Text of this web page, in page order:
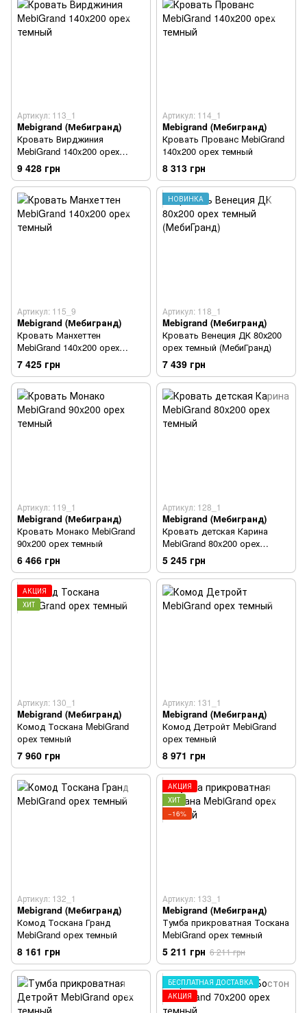
Артикул: 113_1
Mebigrand (Мебигранд)
Кровать Вирджиния
MebiGrand 140x200 орех
темный
9 428 грн
Артикул: 114_1
Mebigrand (Мебигранд)
Кровать Прованс MebiGrand
140x200 орех темный
8 313 грн
Артикул: 115_9
Mebigrand (Мебигранд)
Кровать Манхеттен
MebiGrand 140x200 орех
темный
7 425 грн
НОВИНКА
Артикул: 118_1
Mebigrand (Мебигранд)
Кровать Венеция ДК 80х200
орех темный (МебиГранд)
7 439 грн
Артикул: 119_1
Mebigrand (Мебигранд)
Кровать Монако MebiGrand
90x200 орех темный
6 466 грн
Артикул: 128_1
Mebigrand (Мебигранд)
Кровать детская Карина
MebiGrand 80x200 орех
темный
5 245 грн
АКЦИЯ
ХИТ
Артикул: 130_1
Mebigrand (Мебигранд)
Комод Тоскана MebiGrand
орех темный
7 960 грн
Артикул: 131_1
Mebigrand (Мебигранд)
Комод Детройт MebiGrand
орех темный
8 971 грн
Артикул: 132_1
Mebigrand (Мебигранд)
Комод Тоскана Гранд
MebiGrand орех темный
8 161 грн
АКЦИЯ
ХИТ
−16%
Артикул: 133_1
Mebigrand (Мебигранд)
Тумба прикроватная Тоскана
MebiGrand орех темный
5 211 грн 6 211 грн
БЕСПЛАТНАЯ ДОСТАВКА
АКЦИЯ